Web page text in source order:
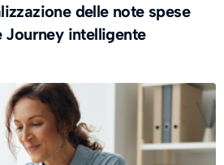
delle note spese
Journey intelligente